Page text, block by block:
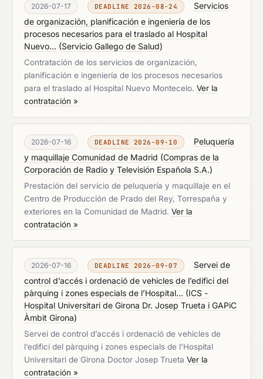
2026-07-17 DEADLINE 2026-08-24
Servicios
de organización, planificación e ingeniería de los
procesos necesarios para el traslado al Hospital
Nuevo... (Servicio Gallego de Salud)
Contratación de los servicios de organización,
planificación e ingeniería de los procesos necesarios
para el traslado al Hospital Nuevo Montecelo. Ver la
contratación »
2026-07-16 DEADLINE 2026-09-10
Peluquería
y maquillaje Comunidad de Madrid (Compras de la
Corporación de Radio y Televisión Española S.A.)
Prestación del servicio de peluquería y maquillaje en el
Centro de Producción de Prado del Rey, Torrespaña y
exteriores en la Comunidad de Madrid. Ver la
contratación »
2026-07-16 DEADLINE 2026-09-07
Servei de
control d’accés i ordenació de vehicles de l’edifici del
pàrquing i zones especials de l’Hospital... (ICS -
Hospital Universitari de Girona Dr. Josep Trueta i GAPiC
Àmbit Girona)
Servei de control d’accés i ordenació de vehicles de
l’edifici del pàrquing i zones especials de l’Hospital
Universitari de Girona Doctor Josep Trueta Ver la
contratación »